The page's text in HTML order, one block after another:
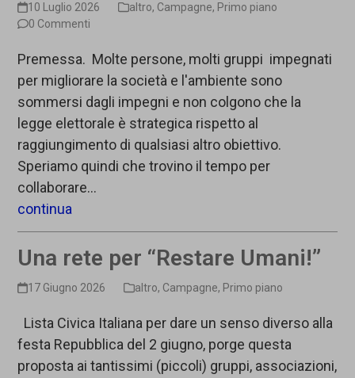
10 Luglio 2026 altro, Campagne, Primo piano
0 Commenti
Premessa. Molte persone, molti gruppi impegnati
per migliorare la società e l'ambiente sono
sommersi dagli impegni e non colgono che la
legge elettorale è strategica rispetto al
raggiungimento di qualsiasi altro obiettivo.
Speriamo quindi che trovino il tempo per
collaborare…
continua
Una rete per “Restare Umani!”
17 Giugno 2026 altro, Campagne, Primo piano
Lista Civica Italiana per dare un senso diverso alla
festa Repubblica del 2 giugno, porge questa
proposta ai tantissimi (piccoli) gruppi, associazioni,